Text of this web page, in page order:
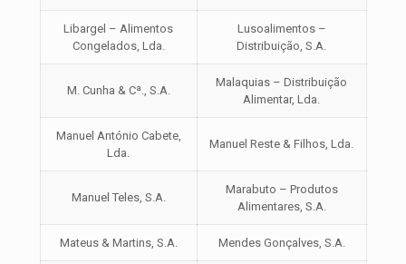
Libargel – Alimentos
Congelados, Lda.
Lusoalimentos –
Distribuição, S.A.
M. Cunha & Cª., S.A.
Malaquias – Distribuição
Alimentar, Lda.
Manuel António Cabete,
Lda.
Manuel Reste & Filhos, Lda.
Manuel Teles, S.A.
Marabuto – Produtos
Alimentares, S.A.
Mateus & Martins, S.A. Mendes Gonçalves, S.A.